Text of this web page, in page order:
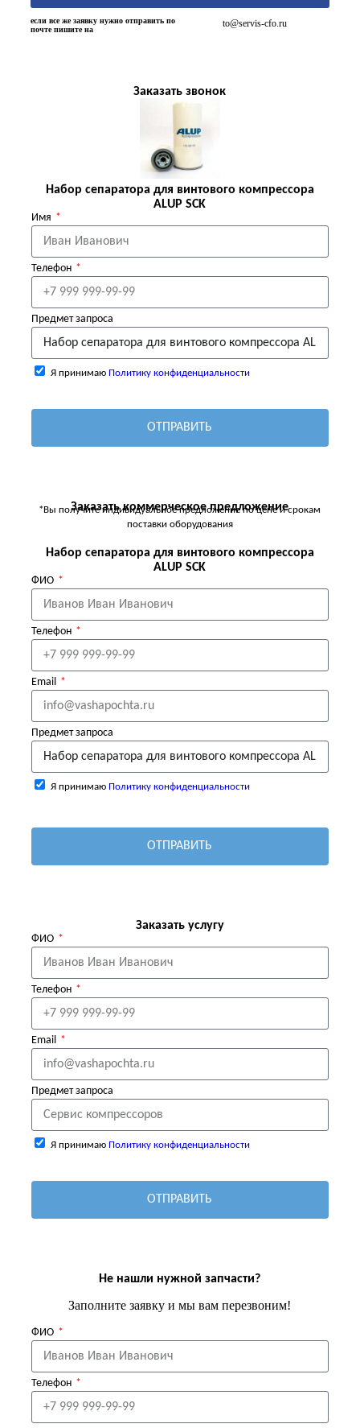
если все же заявку нужно отправить по
почте пишите на
to@servis-cfo.ru
Заказать звонок
Набор сепаратора для винтового компрессора
ALUP SCK
Имя
Телефон
Предмет запроса
Я принимаю Политику конфиденциальности
ОТПРАВИТЬ
Заказать коммерческое предложение
*Вы получите индивидуальное предложение по цене и срокам
поставки оборудования
Набор сепаратора для винтового компрессора
ALUP SCK
ФИО
Телефон
Email
Предмет запроса
Я принимаю Политику конфиденциальности
ОТПРАВИТЬ
Заказать услугу
ФИО
Телефон
Email
Предмет запроса
Я принимаю Политику конфиденциальности
ОТПРАВИТЬ
Не нашли нужной запчасти?
Заполните заявку и мы вам перезвоним!
ФИО
Телефон